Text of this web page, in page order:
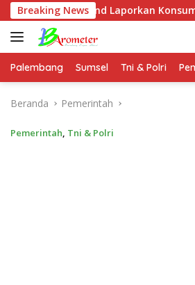
Langsung
ke
konten
Breaking News
Laporkan Konsumen ke Polda
Palembang Sumsel Tni & Polri
Beranda Pemerintah
Pemerintah, Tni & Polri